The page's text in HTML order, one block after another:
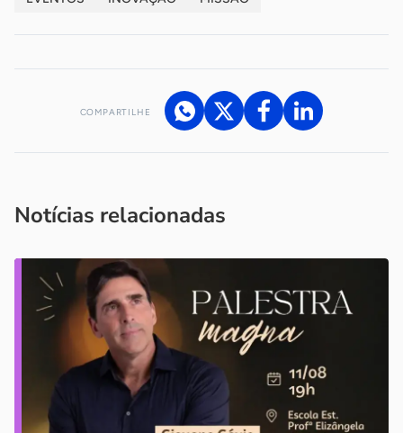
COMPARTILHE
Notícias relacionadas